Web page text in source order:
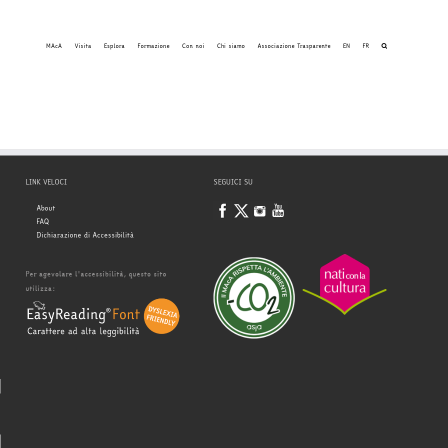
MAcA Visita Esplora Formazione Con noi Chi siamo Associazione Trasparente EN FR
LINK VELOCI
About
FAQ
Dichiarazione di Accessibilità
Per agevolare l'accessibilità, questo sito
utilizza:
SEGUICI SU